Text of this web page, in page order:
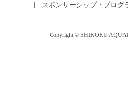
スポンサーシップ・プログ
Copyright © SHIKOKU